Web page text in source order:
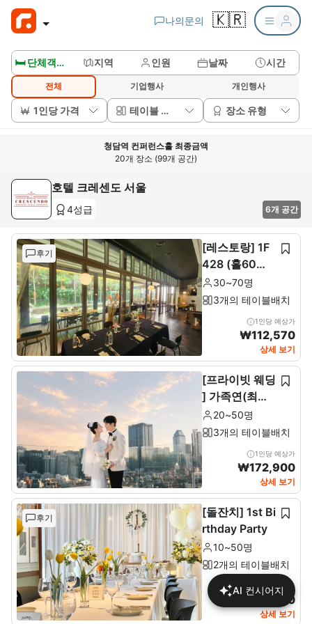
나의문의 🇰🇷
🛏️ 단체객실보기 지역 인원 날짜 시간
전체 기업행사 개인행사
1인당 가격 테이블 배치 장소 유형
청담역 컨퍼런스홀 최종금액
20개 장소 (99개 공간)
호텔 크레센도 서울
4성급 6개 공간
후기
[레스토랑] 1F
428 (홀60석+
룸10석)
30~70명
3개의 테이블배치
1인당 예상가
₩112,570
상세 보기
[프라이빗 웨딩
] 가족연(최소2
0~최대 50인)
20~50명
3개의 테이블배치
1인당 예상가
₩172,900
상세 보기
후기
[돌잔치] 1st Bi
rthday Party
10~50명
2개의 테이블배치
1인당 예상가
₩137,680
상세 보기
AI 컨시어지